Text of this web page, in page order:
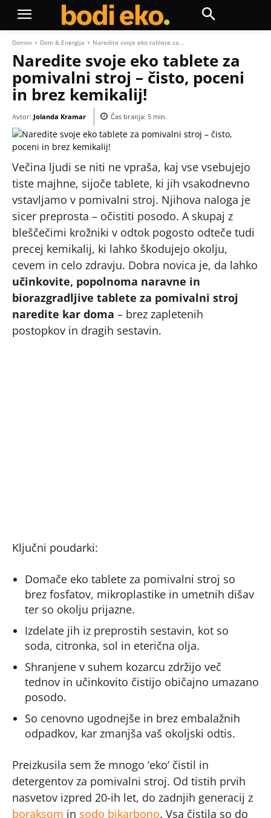
Domov Dom & Energija Naredite svoje eko tablete za...
Naredite svoje eko tablete za
pomivalni stroj – čisto, poceni
in brez kemikalij!
Avtor: Jolanda Kramar Čas branja: 5 min.
Večina ljudi se niti ne vpraša, kaj vse vsebujejo
tiste majhne, sijoče tablete, ki jih vsakodnevno
vstavljamo v pomivalni stroj. Njihova naloga je
sicer preprosta – očistiti posodo. A skupaj z
bleščečimi krožniki v odtok pogosto odteče tudi
precej kemikalij, ki lahko škodujejo okolju,
cevem in celo zdravju. Dobra novica je, da lahko
učinkovite, popolnoma naravne in
biorazgradljive tablete za pomivalni stroj
naredite kar doma – brez zapletenih
postopkov in dragih sestavin.
Ključni poudarki:
Domače eko tablete za pomivalni stroj so
brez fosfatov, mikroplastike in umetnih dišav
ter so okolju prijazne.
Izdelate jih iz preprostih sestavin, kot so
soda, citronka, sol in eterična olja.
Shranjene v suhem kozarcu zdržijo več
tednov in učinkovito čistijo običajno umazano
posodo.
So cenovno ugodnejše in brez embalažnih
odpadkov, kar zmanjša vaš okoljski odtis.
Preizkusila sem že mnogo ‘eko’ čistil in
detergentov za pomivalni stroj. Od tistih prvih
nasvetov izpred 20-ih let, do zadnjih generacij z
boraksom in sodo bikarbono. Vsa čistila so do